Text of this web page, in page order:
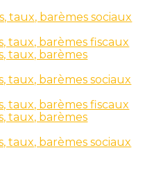
taux, barèmes sociaux
taux, barèmes fiscaux
taux, barèmes
taux, barèmes sociaux
taux, barèmes fiscaux
taux, barèmes
taux, barèmes sociaux